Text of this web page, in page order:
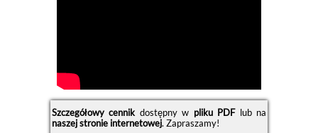
Szczegółowy cennikdostępny w pliku PDFlub na
naszej stronie internetowej. Zapraszamy!